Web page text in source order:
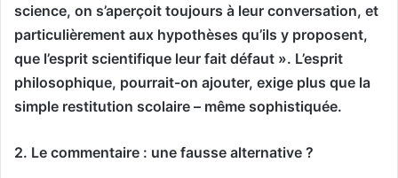
science, on s’aperçoit toujours à leur conversation, et
particulièrement aux hypothèses qu’ils y proposent,
que l’esprit scientifique leur fait défaut ». L’esprit
philosophique, pourrait-on ajouter, exige plus que la
simple restitution scolaire – même sophistiquée.
2. Le commentaire : une fausse alternative ?